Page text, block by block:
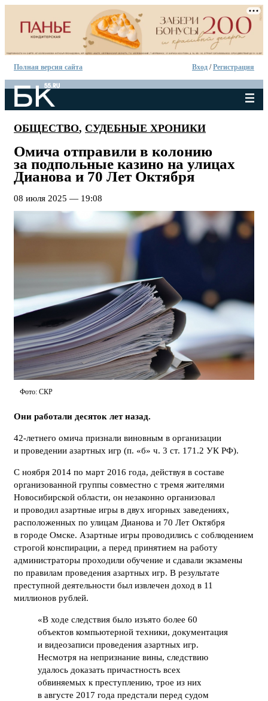
Полная версия сайта Вход /Регистрация
ОБЩЕСТВО, СУДЕБНЫЕ ХРОНИКИ
Омича отправили в колонию
за подпольные казино на улицах
Дианова и 70 Лет Октября
08 июля 2025 — 19:08
Фото: СКР
Они работали десяток лет назад.
42-летнего омича признали виновным в организации
и проведении азартных игр (п. «б» ч. 3 ст. 171.2 УК РФ).
С ноября 2014 по март 2016 года, действуя в составе
организованной группы совместно с тремя жителями
Новосибирской области, он незаконно организовал
и проводил азартные игры в двух игорных заведениях,
расположенных по улицам Дианова и 70 Лет Октября
в городе Омске. Азартные игры проводились с соблюдением
строгой конспирации, а перед принятием на работу
администраторы проходили обучение и сдавали экзамены
по правилам проведения азартных игр. В результате
преступной деятельности был извлечен доход в 11
миллионов рублей.
«В ходе следствия было изъято более 60
объектов компьютерной техники, документация
и видеозаписи проведения азартных игр.
Несмотря на непризнание вины, следствию
удалось доказать причастность всех
обвиняемых к преступлению, трое из них
в августе 2017 года предстали перед судом